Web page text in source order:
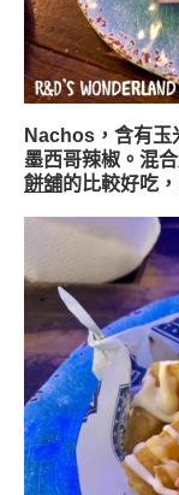
Nachos，含有玉
墨西哥辣椒。混
餅舖的比較好吃